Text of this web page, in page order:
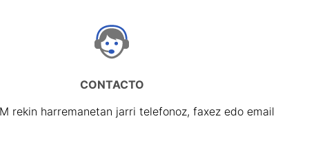
CONTACTO
rekin harremanetan jarri telefonoz, faxez edo email